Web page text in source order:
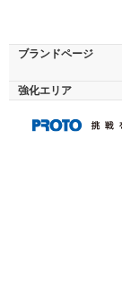
ブランドページ
強化エリア